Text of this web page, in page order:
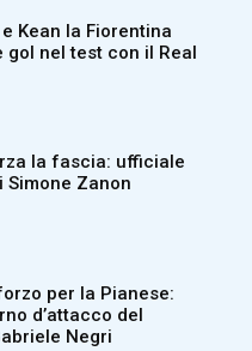
Kean la Fiorentina
gol nel test con il Real
la fascia: ufficiale
Simone Zanon
per la Pianese:
d’attacco del
Negri